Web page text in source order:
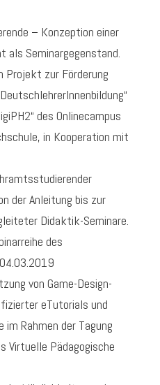
– Konzeption einer
als Seminargegenstand.
Projekt zur Förderung
des Onlinecampus
in Kooperation mit
der Anleitung bis zur
Didaktik-Seminare.
des
von Game-Design-
eTutorials und
im Rahmen der Tagung
Virtuelle Pädagogische